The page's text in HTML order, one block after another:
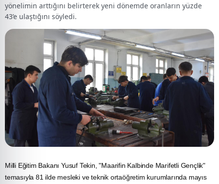
yönelimin arttığını belirterek yeni dönemde oranların yüzde
43’e ulaştığını söyledi.
Milli Eğitim Bakanı Yusuf Tekin, "Maarifin Kalbinde Marifetli Gençlik"
temasıyla 81 ilde mesleki ve teknik ortaöğretim kurumlarında mayıs